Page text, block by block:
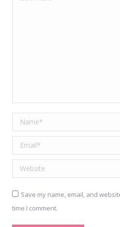
Name *
Email *
Website
Save my name, email, and
time I comment.